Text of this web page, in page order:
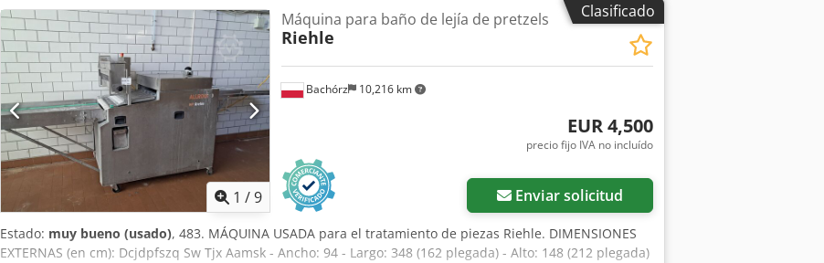
Clasificado
1 /9
Bachórz 10,216 km
Máquina para baño de lejía de pretzels
Riehle
EUR 4,500
precio fijo IVA no incluído
Enviar solicitud
Estado: muy bueno (usado), 483. MÁQUINA USADA para el tratamiento de piezas Riehle. DIMENSIONES
EXTERNAS (en cm): Dcjdpfszq Sw Tjx Aamsk - Ancho: 94 - Largo: 348 (162 plegada) - Alto: 148 (212 plegada)